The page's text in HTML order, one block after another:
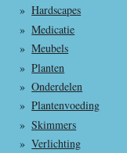
Hardscapes
Medicatie
Meubels
Planten
Onderdelen
Plantenvoeding
Skimmers
Verlichting